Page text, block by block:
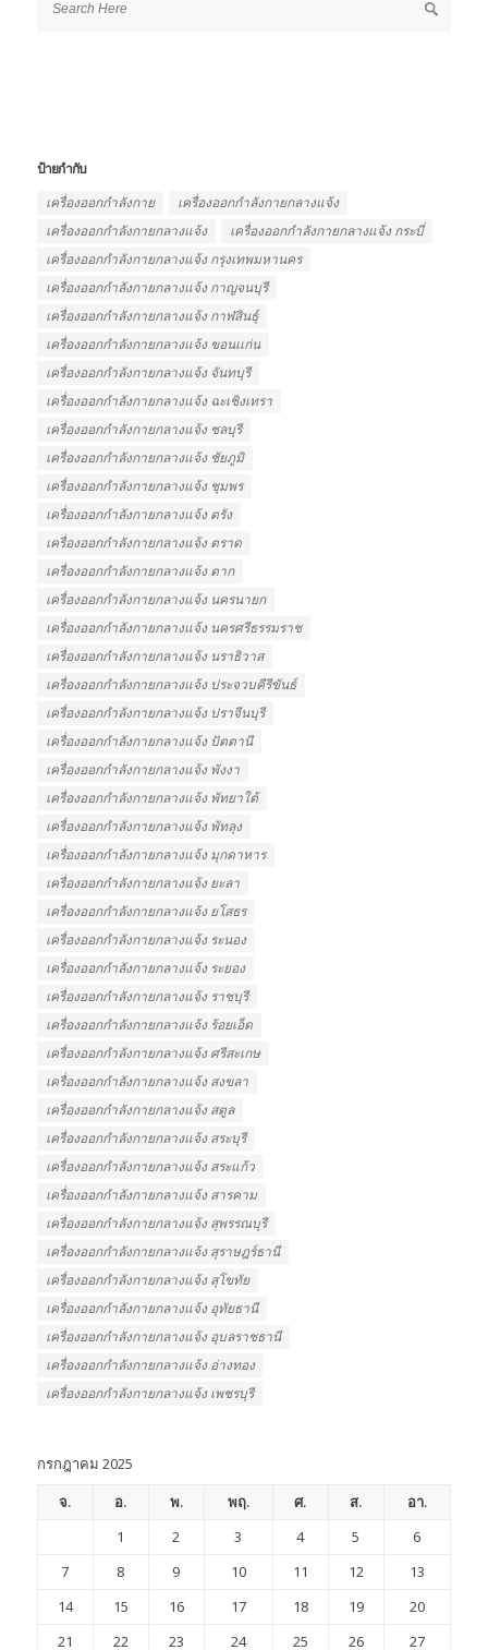
ป้ายกำกับ
เครื่องออกกำลังกาย
เครื่องออกกำลังกายกลางแจ้ง
เครื่องออกกําลังกายกลางแจ้ง
เครื่องออกกําลังกายกลางแจ้ง กระบี่
เครื่องออกกําลังกายกลางแจ้ง กรุงเทพมหานคร
เครื่องออกกําลังกายกลางแจ้ง กาญจนบุรี
เครื่องออกกําลังกายกลางแจ้ง กาฬสินธุ์
เครื่องออกกําลังกายกลางแจ้ง ขอนเเก่น
เครื่องออกกําลังกายกลางแจ้ง จันทบุรี
เครื่องออกกําลังกายกลางแจ้ง ฉะเชิงเทรา
เครื่องออกกําลังกายกลางแจ้ง ชลบุรี
เครื่องออกกําลังกายกลางแจ้ง ชัยภูมิ
เครื่องออกกําลังกายกลางแจ้ง ชุมพร
เครื่องออกกําลังกายกลางแจ้ง ตรัง
เครื่องออกกําลังกายกลางแจ้ง ตราด
เครื่องออกกําลังกายกลางแจ้ง ตาก
เครื่องออกกําลังกายกลางแจ้ง นครนายก
เครื่องออกกําลังกายกลางแจ้ง นครศรีธรรมราช
เครื่องออกกําลังกายกลางแจ้ง นราธิวาส
เครื่องออกกําลังกายกลางแจ้ง ประจวบคีรีขันธ์
เครื่องออกกําลังกายกลางแจ้ง ปราจีนบุรี
เครื่องออกกําลังกายกลางแจ้ง ปัตตานี
เครื่องออกกําลังกายกลางแจ้ง พังงา
เครื่องออกกําลังกายกลางแจ้ง พัทยาใต้
เครื่องออกกําลังกายกลางแจ้ง พัทลุง
เครื่องออกกําลังกายกลางแจ้ง มุกดาหาร
เครื่องออกกําลังกายกลางแจ้ง ยะลา
เครื่องออกกําลังกายกลางแจ้ง ยโสธร
เครื่องออกกําลังกายกลางแจ้ง ระนอง
เครื่องออกกําลังกายกลางแจ้ง ระยอง
เครื่องออกกําลังกายกลางแจ้ง ราชบุรี
เครื่องออกกําลังกายกลางแจ้ง ร้อยเอ็ด
เครื่องออกกําลังกายกลางแจ้ง ศรีสะเกษ
เครื่องออกกําลังกายกลางแจ้ง สงขลา
เครื่องออกกําลังกายกลางแจ้ง สตูล
เครื่องออกกําลังกายกลางแจ้ง สระบุรี
เครื่องออกกําลังกายกลางแจ้ง สระแก้ว
เครื่องออกกําลังกายกลางแจ้ง สารคาม
เครื่องออกกําลังกายกลางแจ้ง สุพรรณบุรี
เครื่องออกกําลังกายกลางแจ้ง สุราษฎร์ธานี
เครื่องออกกําลังกายกลางแจ้ง สุโขทัย
เครื่องออกกําลังกายกลางแจ้ง อุทัยธานี
เครื่องออกกําลังกายกลางแจ้ง อุบลราชธานี
เครื่องออกกําลังกายกลางแจ้ง อ่างทอง
เครื่องออกกําลังกายกลางแจ้ง เพชรบุรี
กรกฎาคม 2025
จ.
อ. พ. พฤ. ศ. ส.
อา.
1
2 3 4 5
6
7
8 9 10 11 12
13
14
15 16 17 18 19
20
21
22 23 24 25 26 27